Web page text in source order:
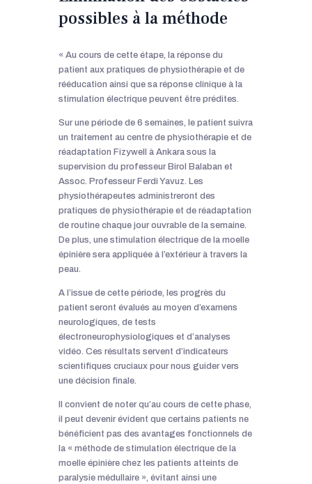
possibles à la méthode
« Au cours de cette étape, la réponse du
patient aux pratiques de physiothérapie et de
rééducation ainsi que sa réponse clinique à la
stimulation électrique peuvent être prédites.
Sur une période de 6 semaines, le patient suivra
un traitement au centre de physiothérapie et de
réadaptation Fizywell à Ankara sous la
supervision du professeur Birol Balaban et
Assoc. Professeur Ferdi Yavuz. Les
physiothérapeutes administreront des
pratiques de physiothérapie et de réadaptation
de routine chaque jour ouvrable de la semaine.
De plus, une stimulation électrique de la moelle
épinière sera appliquée à l’extérieur à travers la
peau.
A l’issue de cette période, les progrès du
patient seront évalués au moyen d’examens
neurologiques, de tests
électroneurophysiologiques et d’analyses
vidéo. Ces résultats servent d’indicateurs
scientifiques cruciaux pour nous guider vers
une décision finale.
Il convient de noter qu’au cours de cette phase,
il peut devenir évident que certains patients ne
bénéficient pas des avantages fonctionnels de
la « méthode de stimulation électrique de la
moelle épinière chez les patients atteints de
paralysie médullaire », évitant ainsi une